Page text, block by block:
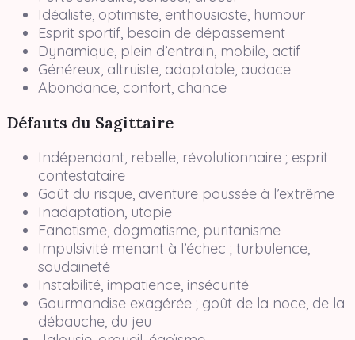
Idéaliste, optimiste, enthousiaste, humour
Esprit sportif, besoin de dépassement
Dynamique, plein d’entrain, mobile, actif
Généreux, altruiste, adaptable, audace
Abondance, confort, chance
Défauts du Sagittaire
Indépendant, rebelle, révolutionnaire ; esprit
contestataire
Goût du risque, aventure poussée à l’extrême
Inadaptation, utopie
Fanatisme, dogmatisme, puritanisme
Impulsivité menant à l’échec ; turbulence,
soudaineté
Instabilité, impatience, insécurité
Gourmandise exagérée ; goût de la noce, de la
débauche, du jeu